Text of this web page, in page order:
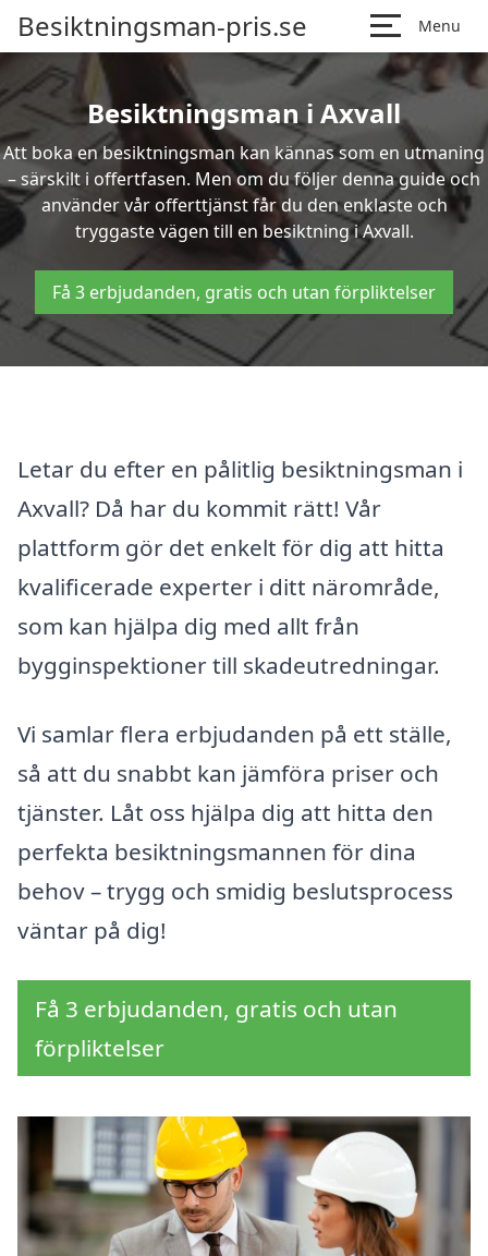
Besiktningsman-pris.se Menu
Besiktningsman i Axvall
Att boka en besiktningsman kan kännas som en utmaning
– särskilt i offertfasen. Men om du följer denna guide och
använder vår offerttjänst får du den enklaste och
tryggaste vägen till en besiktning i Axvall.
Få 3 erbjudanden, gratis och utan förpliktelser
Letar du efter en pålitlig besiktningsman i
Axvall? Då har du kommit rätt! Vår
plattform gör det enkelt för dig att hitta
kvalificerade experter i ditt närområde,
som kan hjälpa dig med allt från
bygginspektioner till skadeutredningar.
Vi samlar flera erbjudanden på ett ställe,
så att du snabbt kan jämföra priser och
tjänster. Låt oss hjälpa dig att hitta den
perfekta besiktningsmannen för dina
behov – trygg och smidig beslutsprocess
väntar på dig!
Få 3 erbjudanden, gratis och utan
förpliktelser